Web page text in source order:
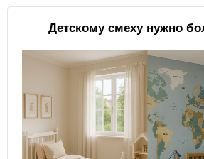
Детскому смеху нужно